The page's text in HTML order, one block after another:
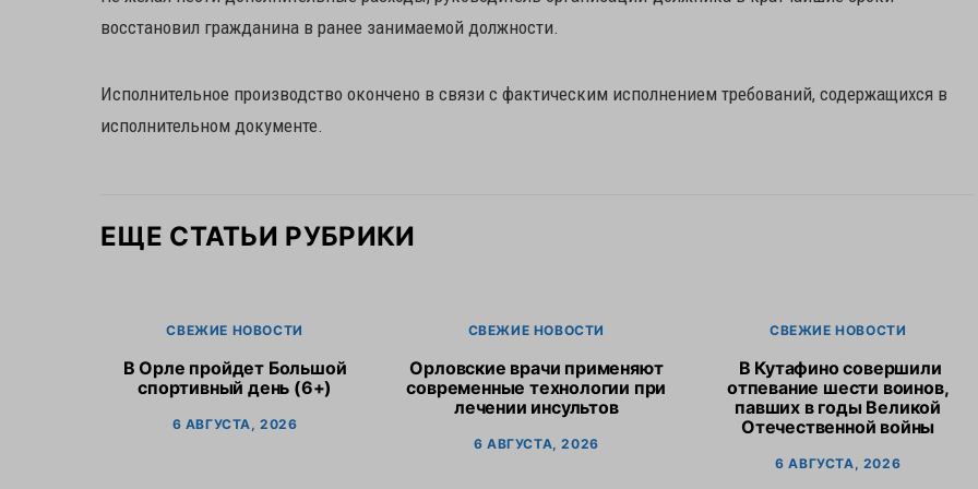
восстановил гражданина в ранее занимаемой должности.
Исполнительное производство окончено в связи с фактическим исполнением требований, содержащихся в
исполнительном документе.
ЕЩЕ СТАТЬИ РУБРИКИ
СВЕЖИЕ НОВОСТИ
В Орле пройдет Большой
спортивный день (6+)
6 АВГУСТА, 2026
СВЕЖИЕ НОВОСТИ
Орловские врачи применяют
современные технологии при
лечении инсультов
6 АВГУСТА, 2026
СВЕЖИЕ НОВОСТИ
В Кутафино совершили
отпевание шести воинов,
павших в годы Великой
Отечественной войны
6 АВГУСТА, 2026